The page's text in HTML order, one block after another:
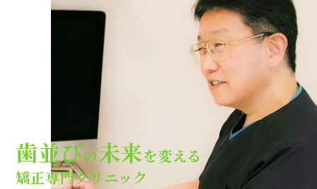
矯正治療について
当院のこだわり
費用について
クリニック案内
歯並びの未来を変える
矯正専門クリニック